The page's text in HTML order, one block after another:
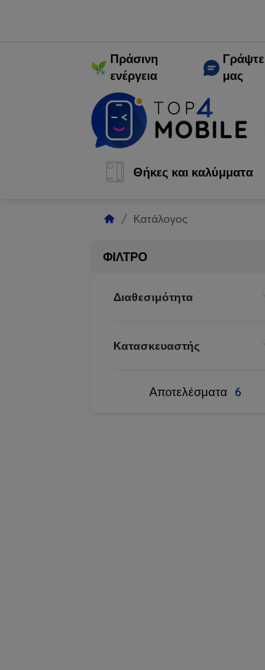
Πράσινη
ενέργεια
Γράψτε
μας
Θήκες και καλύμματα
Κατάλογος
ΦΊΛΤΡΟ
Διαθεσιμότητα
Κατασκευαστής
Αποτελέσματα 6